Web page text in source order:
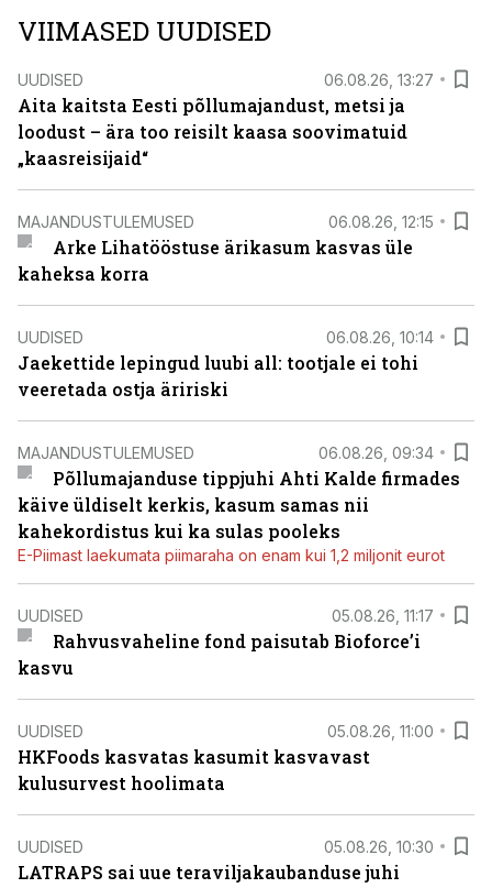
VIIMASED UUDISED
UUDISED 06.08.26, 13:27
Aita kaitsta Eesti põllumajandust, metsi ja
loodust – ära too reisilt kaasa soovimatuid
„kaasreisijaid“
MAJANDUSTULEMUSED 06.08.26, 12:15
Arke Lihatööstuse ärikasum kasvas üle
kaheksa korra
UUDISED 06.08.26, 10:14
Jaekettide lepingud luubi all: tootjale ei tohi
veeretada ostja äririski
MAJANDUSTULEMUSED 06.08.26, 09:34
Põllumajanduse tippjuhi Ahti Kalde firmades
käive üldiselt kerkis, kasum samas nii
kahekordistus kui ka sulas pooleks
E-Piimast laekumata piimaraha on enam kui 1,2 miljonit eurot
UUDISED 05.08.26, 11:17
Rahvusvaheline fond paisutab Bioforce’i
kasvu
UUDISED 05.08.26, 11:00
HKFoods kasvatas kasumit kasvavast
kulusurvest hoolimata
UUDISED 05.08.26, 10:30
LATRAPS sai uue teraviljakaubanduse juhi